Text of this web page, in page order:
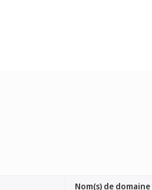
Nom(s) de domaine